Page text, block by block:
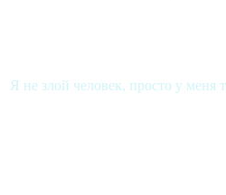
Я не злой человек, просто у меня